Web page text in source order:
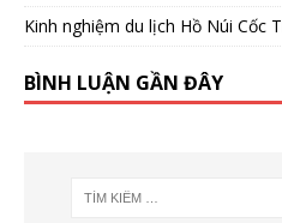
Kinh nghiệm du lịch Hồ Núi Cốc
BÌNH LUẬN GẦN ĐÂY